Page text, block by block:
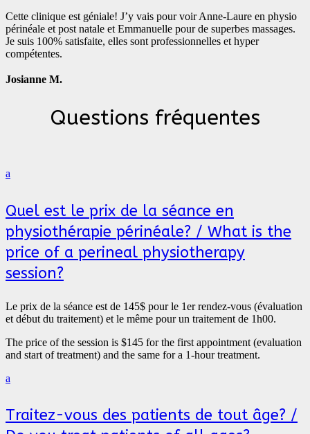
Cette clinique est géniale! J’y vais pour voir Anne-Laure en physio
périnéale et post natale et Emmanuelle pour de superbes massages.
Je suis 100% satisfaite, elles sont professionnelles et hyper
compétentes.
Josianne M.
Questions fréquentes
a
Quel est le prix de la séance en
physiothérapie périnéale? / What is the
price of a perineal physiotherapy
session?
Le prix de la séance est de 145$ pour le 1er rendez-vous (évaluation
et début du traitement) et le même pour un traitement de 1h00.
The price of the session is $145 for the first appointment (evaluation
and start of treatment) and the same for a 1-hour treatment.
a
Traitez-vous des patients de tout âge? /